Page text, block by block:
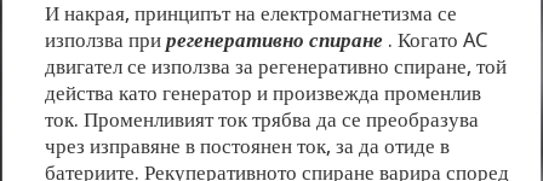
И накрая, принципът на електромагнетизма се
използва прирегенеративно спиране . Когато AC
двигател се използва за регенеративно спиране, той
действа като генератор и произвежда променлив
ток. Променливият ток трябва да се преобразува
чрез изправяне в постоянен ток, за да отиде в
батериите. Рекуперативното спиране варира според